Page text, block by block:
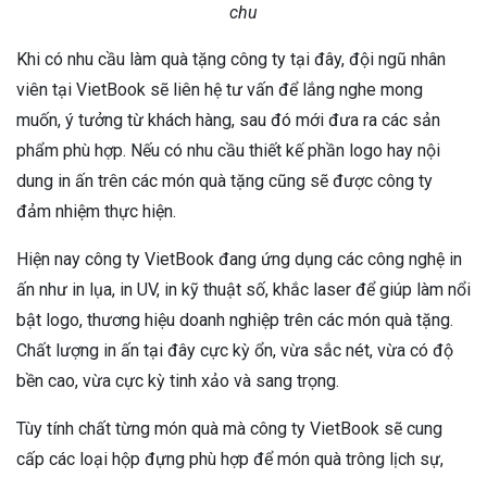
chu
Khi có nhu cầu làm quà tặng công ty tại đây, đội ngũ nhân
viên tại VietBook sẽ liên hệ tư vấn để lắng nghe mong
muốn, ý tưởng từ khách hàng, sau đó mới đưa ra các sản
phẩm phù hợp. Nếu có nhu cầu thiết kế phần logo hay nội
dung in ấn trên các món quà tặng cũng sẽ được công ty
đảm nhiệm thực hiện.
Hiện nay công ty VietBook đang ứng dụng các công nghệ in
ấn như in lụa, in UV, in kỹ thuật số, khắc laser để giúp làm nổi
bật logo, thương hiệu doanh nghiệp trên các món quà tặng.
Chất lượng in ấn tại đây cực kỳ ổn, vừa sắc nét, vừa có độ
bền cao, vừa cực kỳ tinh xảo và sang trọng.
Tùy tính chất từng món quà mà công ty VietBook sẽ cung
cấp các loại hộp đựng phù hợp để món quà trông lịch sự,